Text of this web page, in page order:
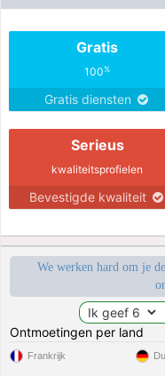
Gratis
100%
Gratis diensten
Serieus
kwaliteitsprofielen
Bevestigde kwaliteit
We werken hard om je
Ontmoetingen per land
Frankrijk